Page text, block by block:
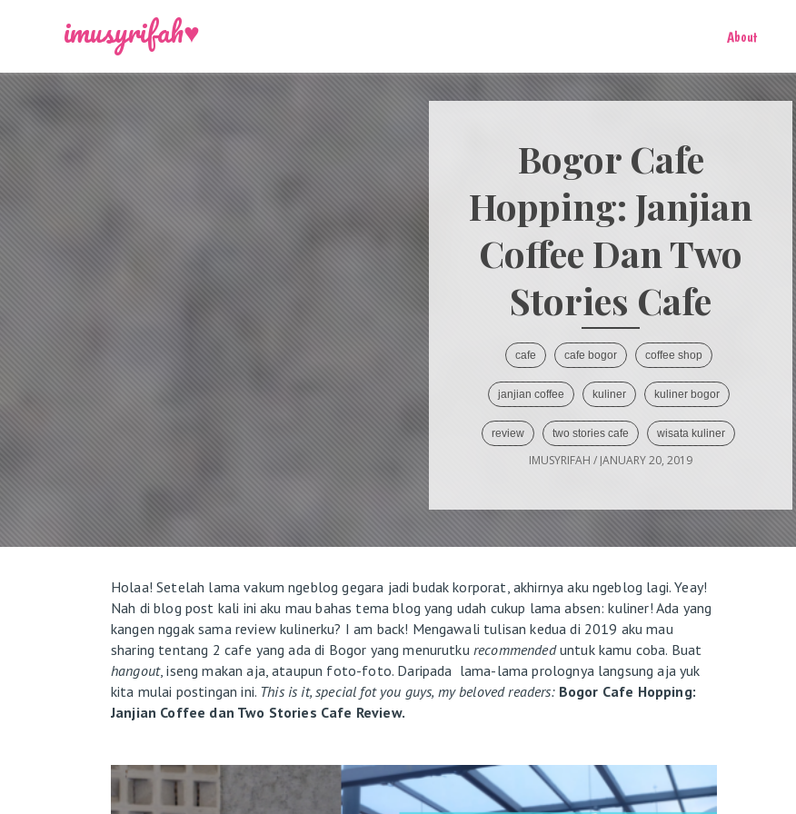
imusyrifah♥ About
Bogor Cafe
Hopping: Janjian
Coffee Dan Two
Stories Cafe
cafe cafe bogor coffee shop
janjian coffee kuliner kuliner bogor
review two stories cafe wisata kuliner
IMUSYRIFAH / JANUARY 20, 2019
Holaa! Setelah lama vakum ngeblog gegara jadi budak korporat, akhirnya aku ngeblog lagi. Yeay!
Nah di blog post kali ini aku mau bahas tema blog yang udah cukup lama absen: kuliner! Ada yang
kangen nggak sama review kulinerku? I am back! Mengawali tulisan kedua di 2019 aku mau
sharing tentang 2 cafe yang ada di Bogor yang menurutku recommendeduntuk kamu coba. Buat
hangout, iseng makan aja, ataupun foto-foto. Daripada lama-lama prolognya langsung aja yuk
kita mulai postingan ini. This is it, special fot you guys, my beloved readers: Bogor Cafe Hopping:
Janjian Coffee dan Two Stories Cafe Review.